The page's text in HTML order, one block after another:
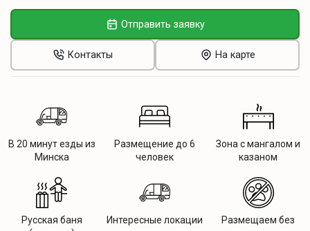
Отправить заявку
Контакты На карте
В 20 минут езды из
Минска
Размещение до 6
человек
Зона с мангалом и
казаном
Русская баня
Интересные локации
Размещаем без